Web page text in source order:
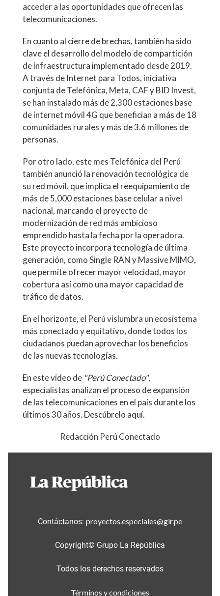
acceder a las oportunidades que ofrecen las
telecomunicaciones.
En cuanto al cierre de brechas, también ha sido
clave el desarrollo del modelo de compartición
de infraestructura implementado desde 2019.
A través de Internet para Todos, iniciativa
conjunta de Telefónica, Meta, CAF y BID Invest,
se han instalado más de 2,300 estaciones base
de internet móvil 4G que benefician a más de 18
comunidades rurales y más de 3.6 millones de
personas.
Por otro lado, este mes Telefónica del Perú
también anunció la renovación tecnológica de
su red móvil, que implica el reequipamiento de
más de 5,000 estaciones base celular a nivel
nacional, marcando el proyecto de
modernización de red más ambicioso
emprendido hasta la fecha por la operadora.
Este proyecto incorpora tecnología de última
generación, como Single RAN y Massive MIMO,
que permite ofrecer mayor velocidad, mayor
cobertura así como una mayor capacidad de
tráfico de datos.
En el horizonte, el Perú vislumbra un ecosistema
más conectado y equitativo, donde todos los
ciudadanos puedan aprovechar los beneficios
de las nuevas tecnologías.
En este video de "Perú Conectado",
especialistas analizan el proceso de expansión
de las telecomunicaciones en el país durante los
últimos 30 años. Descúbrelo aquí.
Redacción Perú Conectado
Contáctanos: proyectos.especiales@glr.pe
Copyright© Grupo La República
Todos los derechos reservados
Términos y condiciones